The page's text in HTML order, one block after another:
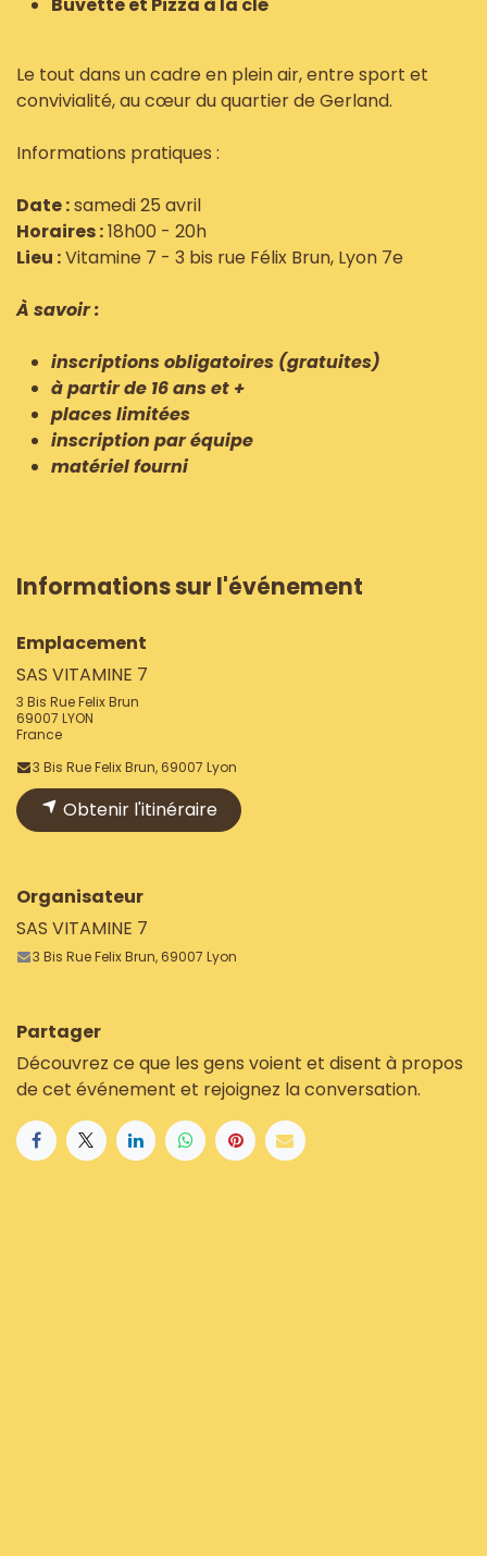
Le tout dans un cadre en plein air, entre sport et
convivialité, au cœur du quartier de Gerland.
Informations pratiques :
Date :samedi 25 avril
Horaires :18h00 - 20h
Lieu :Vitamine 7 - 3 bis rue Félix Brun, Lyon 7e
À savoir :
inscriptions obligatoires (gratuites)
à partir de 16 ans et +
places limitées
inscription par équipe
matériel fourni
Informations sur l'événement
Emplacement
SAS VITAMINE 7
3 Bis Rue Felix Brun
69007 LYON
France
3 Bis Rue Felix Brun, 69007 Lyon
Obtenir l'itinéraire
Organisateur
SAS VITAMINE 7
3 Bis Rue Felix Brun, 69007 Lyon
Partager
Découvrez ce que les gens voient et disent à propos
de cet événement et rejoignez la conversation.